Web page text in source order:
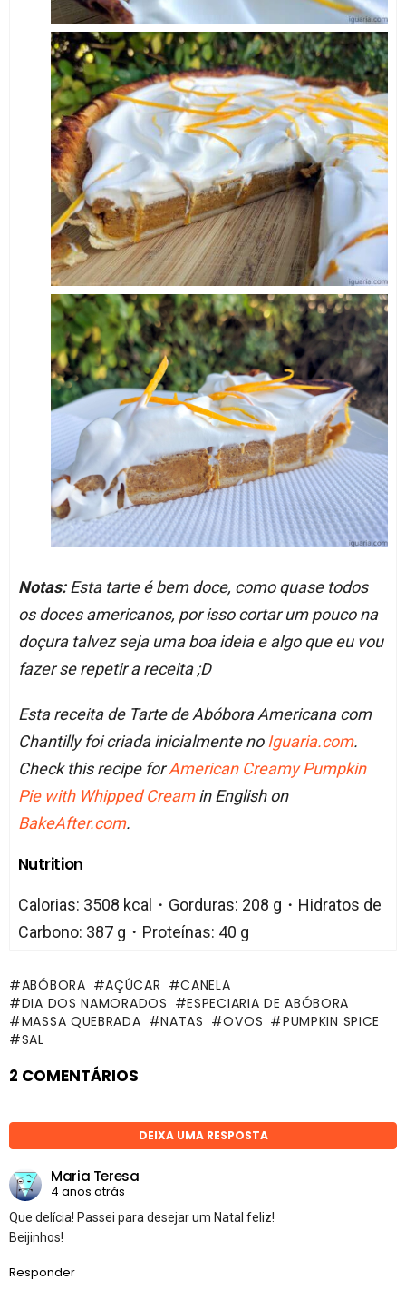
Notas:Esta tarte é bem doce, como quase todos
os doces americanos, por isso cortar um pouco na
doçura talvez seja uma boa ideia e algo que eu vou
fazer se repetir a receita ;D
Esta receita de Tarte de Abóbora Americana com
Chantilly foi criada inicialmente noIguaria.com.
Check this recipe forAmerican Creamy Pumpkin
Pie with Whipped Creamin English on
BakeAfter.com.
Nutrition
Calorias: 3508 kcal・Gorduras: 208 g・Hidratos de
Carbono: 387 g・Proteínas: 40 g
ABÓBORA AÇÚCAR
CANELA
DIA DOS NAMORADOS
ESPECIARIA DE ABÓBORA
MASSA QUEBRADA
NATAS OVOS
PUMPKIN SPICE
SAL
2 COMENTÁRIOS
DEIXA UMA RESPOSTA
Maria Teresa
4 anos atrás
Que delícia! Passei para desejar um Natal feliz!
Beijinhos!
Responder